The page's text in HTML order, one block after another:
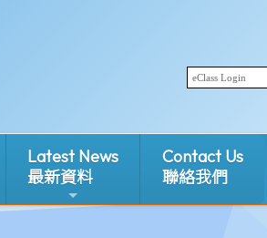
Latest News
最新資料
Contact Us
聯絡我們